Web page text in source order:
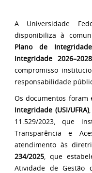
A Universidade
disponibiliza à
Plano de
Integridade 2026–2028
compromisso
responsabilidade
Os documentos foram
Integridade (USI/UFRA)
11.529/2023, que
Transparência e
atendimento às
234/2025 , que
Atividade de Gestão